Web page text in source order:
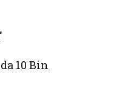
10 Bin